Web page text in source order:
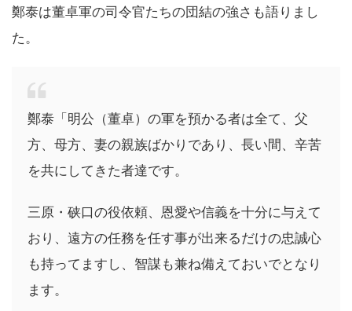
鄭泰は董卓軍の司令官たちの団結の強さも語りまし
た。
鄭泰「明公（董卓）の軍を預かる者は全て、父
方、母方、妻の親族ばかりであり、長い間、辛苦
を共にしてきた者達です。
三原・硖口の役依頼、恩愛や信義を十分に与えて
おり、遠方の任務を任す事が出来るだけの忠誠心
も持ってますし、智謀も兼ね備えておいでとなり
ます。